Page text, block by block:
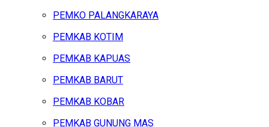
PEMKO PALANGKARAYA
PEMKAB KOTIM
PEMKAB KAPUAS
PEMKAB BARUT
PEMKAB KOBAR
PEMKAB GUNUNG MAS